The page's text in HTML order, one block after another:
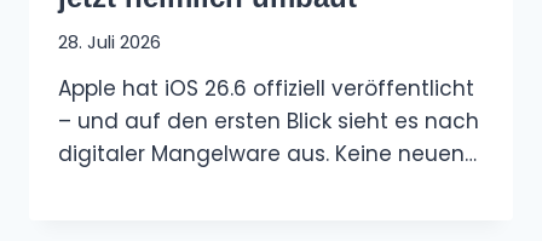
28. Juli 2026
Apple hat iOS 26.6 offiziell veröffentlicht
– und auf den ersten Blick sieht es nach
digitaler Mangelware aus. Keine neuen…